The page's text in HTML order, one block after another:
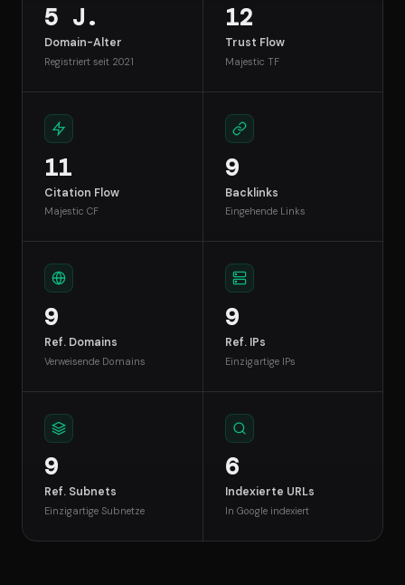
5 J.
Domain-Alter
Registriert seit 2021
12
Trust Flow
Majestic TF
11
Citation Flow
Majestic CF
9
Backlinks
Eingehende Links
9
Ref. Domains
Verweisende Domains
9
Ref. IPs
Einzigartige IPs
9
Ref. Subnets
Einzigartige Subnetze
6
Indexierte URLs
In Google indexiert